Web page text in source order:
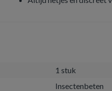
1 stuk
Insectenbeten